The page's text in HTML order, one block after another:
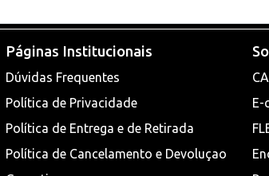
Páginas Institucionais
Dúvidas Frequentes
Política de Privacidade
Política de Entrega e de Retirada
Política de Cancelamento e Devoluçao
E-